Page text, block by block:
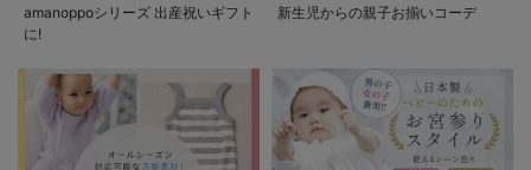
amanoppoシリーズ 出産祝いギフト
に!
新生児からの親子お揃いコーデ